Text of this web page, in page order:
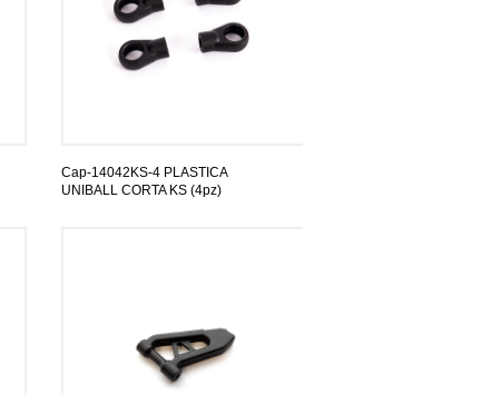
Cap-14042KS-4 PLASTICA
UNIBALL CORTA KS (4pz)